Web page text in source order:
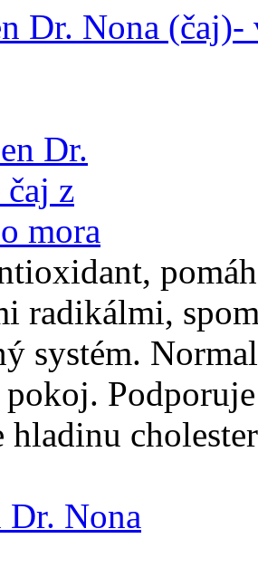
Dr. Nona
radikálmi,
systém.
pokoj.
hladinu
Dr. Nona